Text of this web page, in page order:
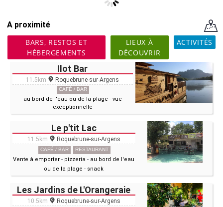
A proximité
BARS, RESTOS ET
HÉBERGEMENTS
LIEUX À
DÉCOUVRIR
ACTIVITÉS
Ilot Bar
11.5km Roquebrune-sur-Argens
CAFÉ / BAR
au bord de l'eau ou de la plage - vue
exceptionnelle
Le p'tit Lac
11.5km Roquebrune-sur-Argens
CAFÉ / BAR RESTAURANT
Vente à emporter - pizzeria - au bord de l'eau
ou de la plage - snack
Les Jardins de L'Orangeraie
10.5km Roquebrune-sur-Argens